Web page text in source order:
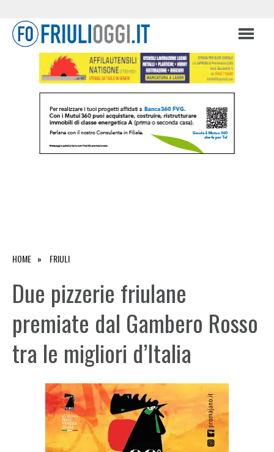
HOME FRIULI
Due pizzerie friulane
premiate dal Gambero Rosso
tra le migliori d’Italia